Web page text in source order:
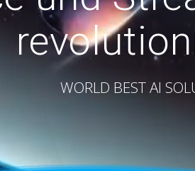
WORLD BEST AI